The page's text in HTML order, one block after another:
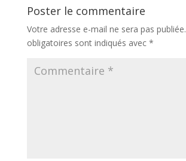
Poster le commentaire
Votre adresse e-mail ne sera pas publiée.
obligatoires sont indiqués avec *